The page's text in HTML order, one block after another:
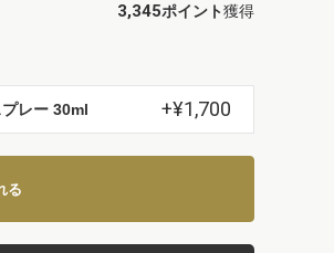
3,345ポイント獲得
レー 30ml +¥1,700
る